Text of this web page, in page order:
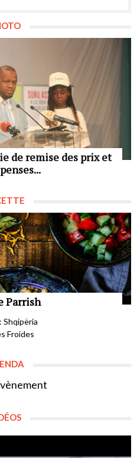
de remise des prix et
Parrish
Shqipëria
Froides